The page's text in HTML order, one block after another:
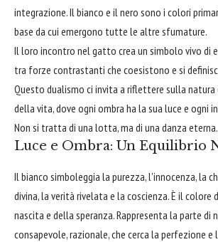
integrazione. Il bianco e il nero sono i colori
base da cui emergono tutte le altre sfumature.
Il loro incontro nel gatto crea un simbolo vivo di
tra forze contrastanti che coesistono e si
Questo dualismo ci invita a riflettere sulla
della vita, dove ogni ombra ha la sua luce e ogni
Non si tratta di una lotta, ma di una danza eterna.
Luce e Ombra: Un Equilibrio
Il bianco simboleggia la purezza, l'innocenza, la
divina, la verità rivelata e la coscienza. È il colore
nascita e della speranza. Rappresenta la parte di
consapevole, razionale, che cerca la perfezione e